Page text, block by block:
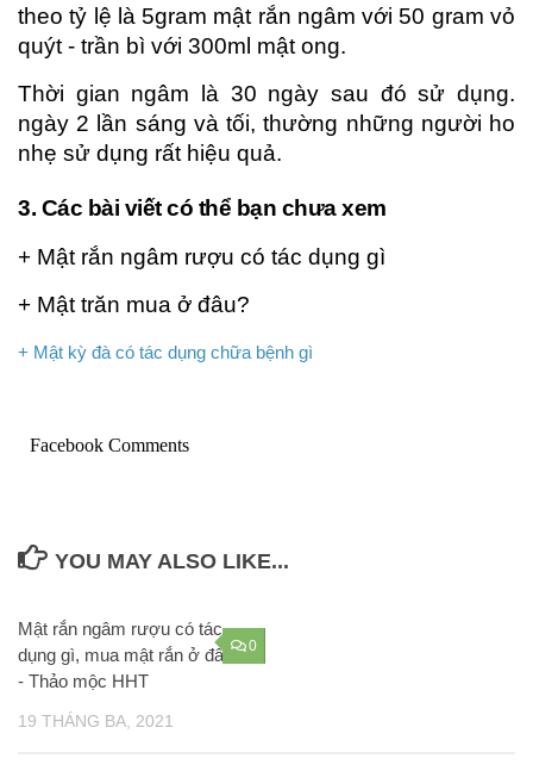
theo tỷ lệ là 5gram mật rắn ngâm với 50 gram vỏ
quýt - trần bì với 300ml mật ong.
Thời gian ngâm là 30 ngày sau đó sử dụng.
ngày 2 lần sáng và tối, thường những người ho
nhẹ sử dụng rất hiệu quả.
3. Các bài viết có thể bạn chưa xem
+ Mật rắn ngâm rượu có tác dụng gì
+ Mật trăn mua ở đâu?
+ Mật kỳ đà có tác dụng chữa bệnh gì
Facebook Comments
YOU MAY ALSO LIKE...
0
Mật rắn ngâm rượu có tác
dụng gì, mua mật rắn ở đâu
- Thảo mộc HHT
19 THÁNG BA, 2021